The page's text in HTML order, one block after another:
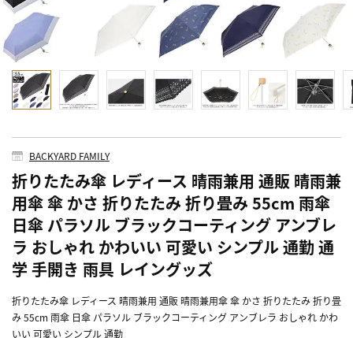
BACKYARD FAMILY
折りたたみ傘 レディース 晴雨兼用 通販 晴雨兼
用傘 傘 かさ 折りたたみ 折り畳み 55cm 雨傘
日傘 パラソル ブラックコーティング アンブレ
ラ おしゃれ かわいい 可愛い シンプル 通勤 通
学 手開き 雨具 レイングッズ
折りたたみ傘 レディース 晴雨兼用 通販 晴雨兼用傘 傘 かさ 折りたたみ 折り畳
み 55cm 雨傘 日傘 パラソル ブラックコーティング アンブレラ おしゃれ かわ
いい 可愛い シンプル 通勤